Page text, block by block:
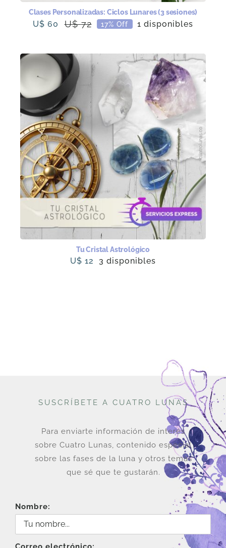
Clases Personalizadas: Ciclos Lunares (3 sesiones)
U$72El
era:
U$
72.
U$60
El
es:
U$
60.
17% Off 1 disponibles
Tu Cristal Astrológico
U$ 12 3 disponibles
SUSCRÍBETE A CUATRO LUNAS
Para enviarte información de interés
sobre Cuatro Lunas, contenido especial
sobre las fases de la luna y otros temas
que sé que te gustarán.
Nombre: